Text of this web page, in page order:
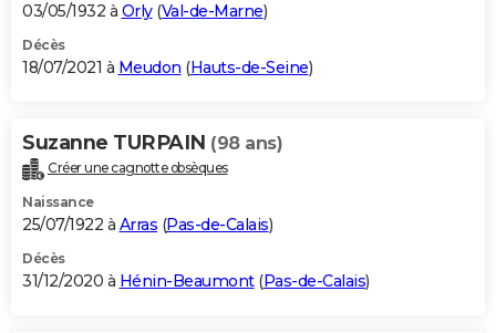
03/05/1932 à Orly(Val-de-Marne)
Décès
18/07/2021 à Meudon (Hauts-de-Seine)
Suzanne TURPAIN (98 ans)
Créer une cagnotte obsèques
Naissance
25/07/1922 à Arras (Pas-de-Calais)
Décès
31/12/2020 à Hénin-Beaumont(Pas-de-Calais)